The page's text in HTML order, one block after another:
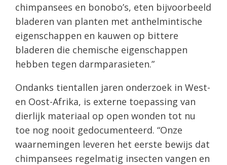
chimpansees en bonobo’s, eten bijvoorbeeld
bladeren van planten met anthelmintische
eigenschappen en kauwen op bittere
bladeren die chemische eigenschappen
hebben tegen darmparasieten.”
Ondanks tientallen jaren onderzoek in West-
en Oost-Afrika, is externe toepassing van
dierlijk materiaal op open wonden tot nu
toe nog nooit gedocumenteerd. “Onze
waarnemingen leveren het eerste bewijs dat
chimpansees regelmatig insecten vangen en